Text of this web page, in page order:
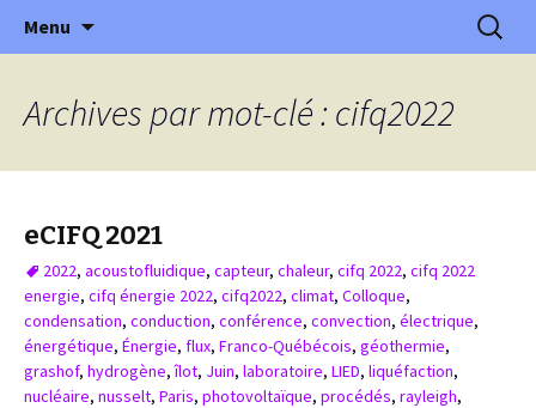
Colloque International
Franco-Québécois en Energie
XVème édition : Ville et transition
Menu
Archives par mot-clé : cifq2022
eCIFQ 2021
2022, acoustofluidique, capteur, chaleur, cifq 2022, cifq 2022
energie, cifq énergie 2022, cifq2022, climat, Colloque,
condensation, conduction, conférence, convection, électrique,
énergétique, Énergie, flux, Franco-Québécois, géothermie,
grashof, hydrogène,îlot, Juin, laboratoire, LIED, liquéfaction,
nucléaire, nusselt, Paris, photovoltaïque, procédés, rayleigh,